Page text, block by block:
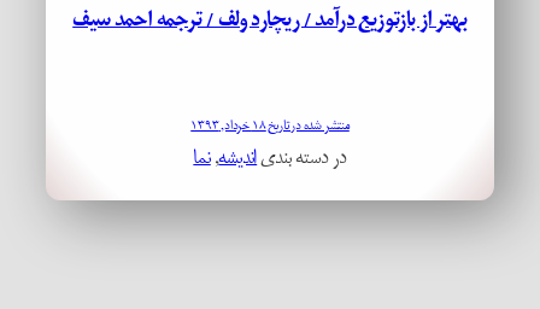
بهتر از بازتوزیع درآمد / ریچارد ولف / ترجمه احمد سیف
منتشر شده در تاریخ ۱۸ خرداد, ۱۳۹۳
در دسته بندیاندیشه, نما